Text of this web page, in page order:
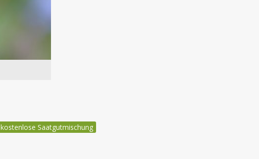
kostenlose Saatgutmischung